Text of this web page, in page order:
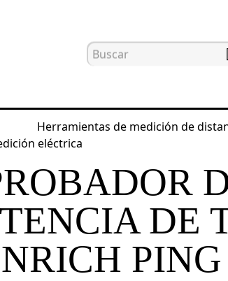
Herramientas de medición de
eléctrica
Herramientas de medición eléctrica
DE